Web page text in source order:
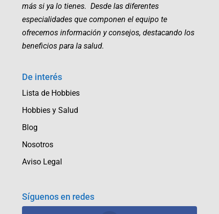
más si ya lo tienes. Desde las diferentes
especialidades que componen el equipo te
ofrecemos información y consejos, destacando los
beneficios para la salud.
De interés
Lista de Hobbies
Hobbies y Salud
Blog
Nosotros
Aviso Legal
Síguenos en redes